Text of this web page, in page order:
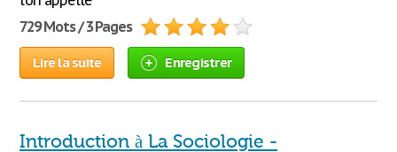
729 Mots / 3 Pages
Lire la suite Enregistrer
Introduction à La Sociologie -